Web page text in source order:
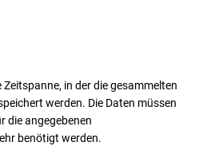
in der die gesammelten
werden. Die Daten müssen
die angegebenen
benötigt werden.